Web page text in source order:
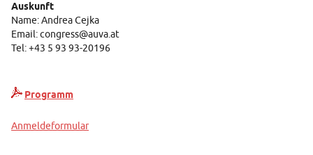
Auskunft
Name: Andrea Cejka
Email: congress@auva.at
Tel: +43 5 93 93-20196
Programm
Anmeldeformular